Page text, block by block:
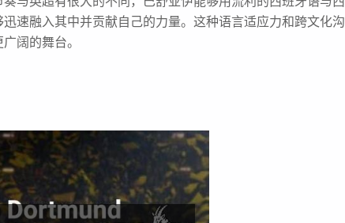
速融入其中并贡献自己的力量。这种语言适应力和跨文化沟
阔的舞台。